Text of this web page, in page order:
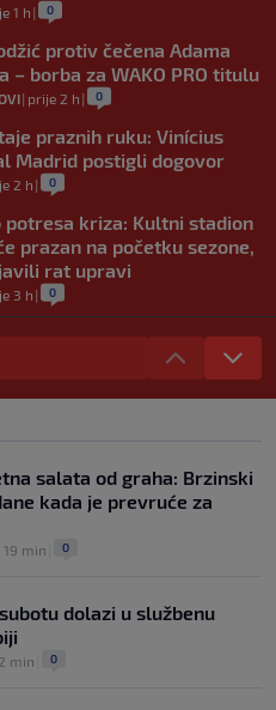
1 h | 0
protiv čečena Adama
– borba za WAKO PRO titulu
| prije 2 h | 0
praznih ruku: Vinícius
Madrid postigli dogovor
2 h | 0
potresa kriza: Kultni stadion
prazan na početku sezone,
rat upravi
3 h | 0
elementima prijetnje i
u UEFA-i
salata od graha: Brzinski
kada je prevruće za
19 min 0
dolazi u službenu
min 0